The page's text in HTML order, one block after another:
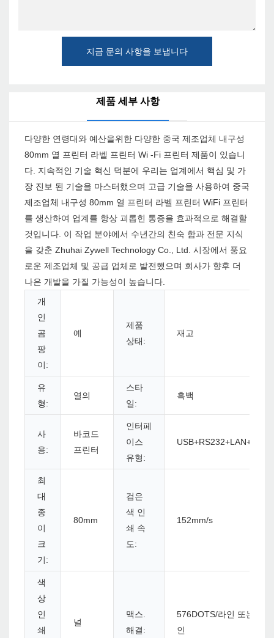
지금 문의 사항을 보냅니다
제품 세부 사항
다양한 연령대와 예산을위한 다양한 중국 제조업체 내구성
80mm 열 프린터 라벨 프린터 Wi -Fi 프린터 제품이 있습니
다. 지속적인 기술 혁신 덕분에 우리는 업계에서 핵심 및 가
장 진보 된 기술을 마스터했으며 고급 기술을 사용하여 중국
제조업체 내구성 80mm 열 프린터 라벨 프린터 WiFi 프린터
를 생산하여 업계를 항상 괴롭힌 통증을 효과적으로 해결할
것입니다. 이 작업 분야에서 수년간의 친숙 함과 전문 지식
을 갖춘 Zhuhai Zywell Technology Co., Ltd. 시장에서 풍요
로운 제조업체 및 공급 업체로 발전했으며 회사가 향후 더
나은 개발을 가질 가능성이 높습니다.
개
인
곰
팡
이:
예
제품
상태:
재고
유
형:
열의
스타
일:
흑백
사
용:
바코드
프린터
인터페
이스
유형:
USB+RS232+LAN+WiFi
최
대
종
이
크
기:
80mm
검은
색 인
쇄 속
도:
152mm/s
색
상
인
쇄
널
맥스.
해결:
576DOTS/라인 또는
인